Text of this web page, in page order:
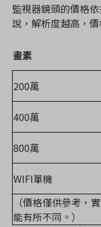
監視器鏡頭的價格
說，解析度越高，
畫素
200萬
400萬
800萬
WIFI單機
（價格僅供參考，
能有所不同。）